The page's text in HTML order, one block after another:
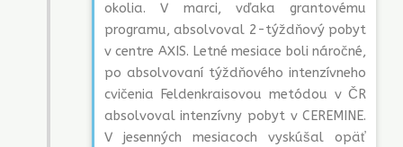
okolia. V marci, vďaka grantovému
programu, absolvoval 2-týždňový pobyt
v centre AXIS. Letné mesiace boli náročné,
po absolvovaní týždňového intenzívneho
cvičenia Feldenkraisovou metódou v ČR
absolvoval intenzívny pobyt v CEREMINE.
V jesenných mesiacoch vyskúšal opäť